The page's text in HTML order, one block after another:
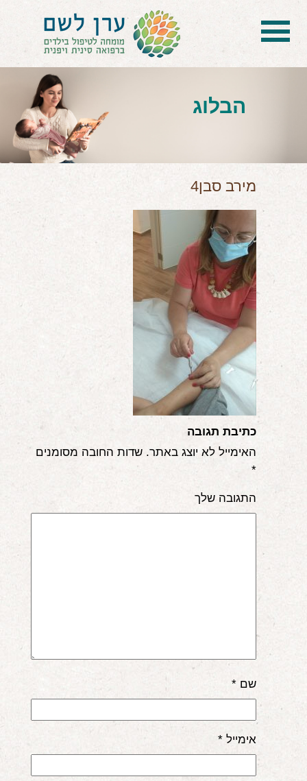
בית
הטיפול
הכל על דיקור סיני ודיקור יפני לילדים
הילד לא מפסיק להיות חולה
בעיות נשימה: קוצר, סטרידור ועוד
קשיים רגשיים, אתגרי התנהגות
במתנה!
הבלוג
מירב סבן4
כתיבת תגובה
האימייל לא יוצג באתר. שדות החובה מסומנים
*
התגובה שלך
שם *
אימייל *